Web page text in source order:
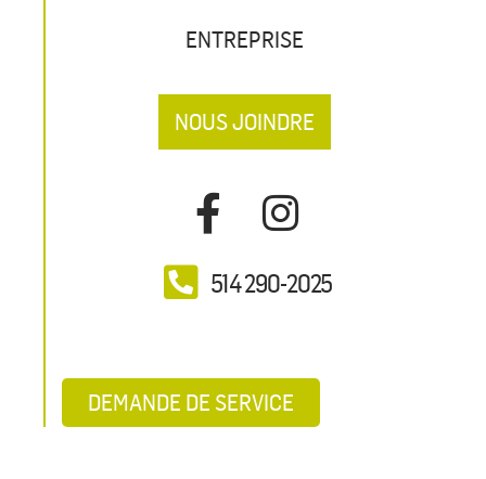
ENTREPRISE
NOUS JOINDRE
514 290-2025
DEMANDE DE SERVICE